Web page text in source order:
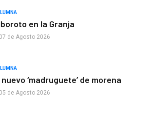
en la Granja
de Agosto 2026
nuevo ‘madruguete’ de morena
de Agosto 2026